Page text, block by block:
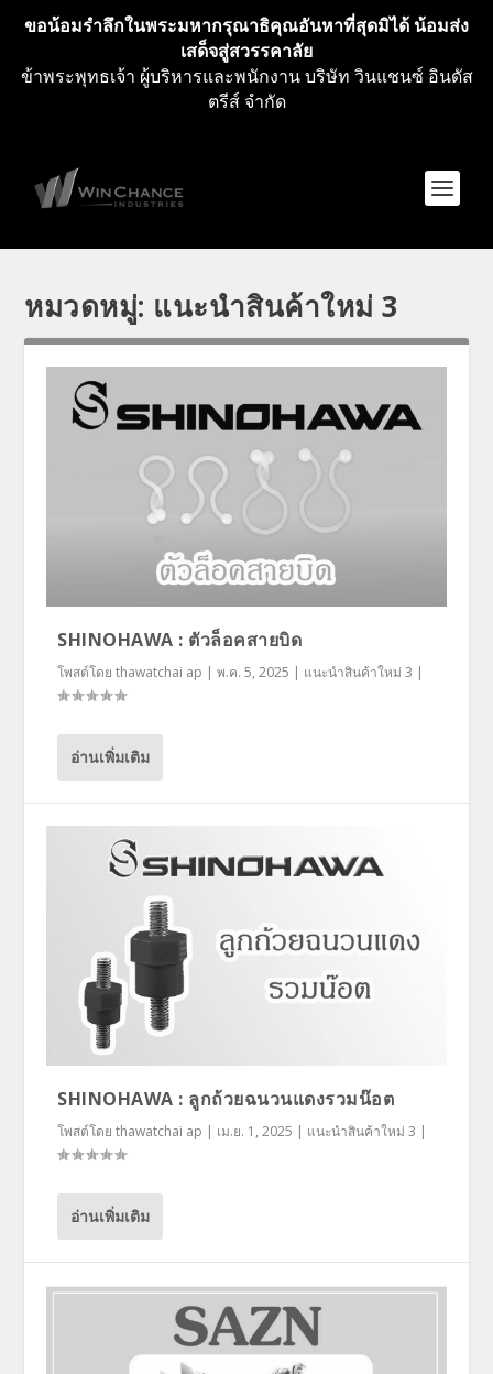
ขอน้อมรำลึกในพระมหากรุณาธิคุณอันหาที่สุดมิได้ น้อมส่ง
เสด็จสู่สวรรคาลัย
ข้าพระพุทธเจ้า ผู้บริหารและพนักงาน บริษัท วินแชนซ์ อินดัส
ตรีส์ จำกัด
หมวดหมู่: แนะนำสินค้าใหม่ 3
SHINOHAWA : ตัวล็อคสายบิด
โพสต์โดยthawatchai ap |พ.ค. 5, 2025 | แนะนำสินค้าใหม่ 3 |
อ่านเพิ่มเติม
SHINOHAWA : ลูกถ้วยฉนวนแดงรวมน๊อต
โพสต์โดยthawatchai ap | เม.ย. 1, 2025 | แนะนำสินค้าใหม่ 3 |
อ่านเพิ่มเติม